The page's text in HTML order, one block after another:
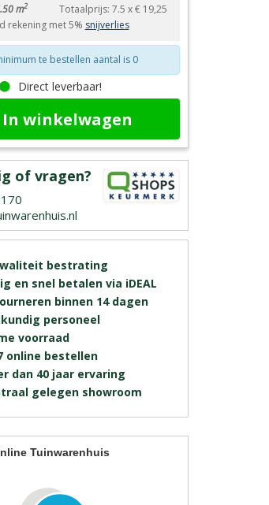
m2 Totaalprijs:7.5 x€ 19,25
rekening met 5% snijverlies
te bestellen aantal is 0
Direct leverbaar!
In winkelwagen
of vragen?
bestrating
en snel betalen via iDEAL
binnen 14 dagen
personeel
voorraad
online bestellen
dan 40 jaar ervaring
gelegen showroom
Tuinwarenhuis